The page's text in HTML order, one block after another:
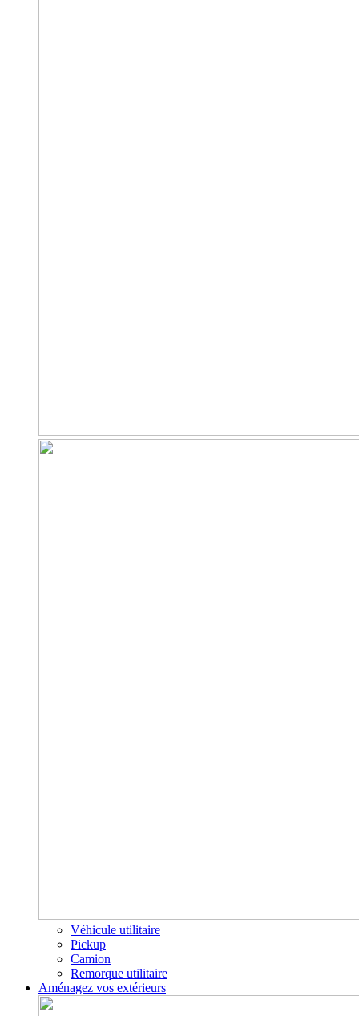
Véhicule utilitaire
Pickup
Camion
Remorque utilitaire
Aménagez vos extérieurs